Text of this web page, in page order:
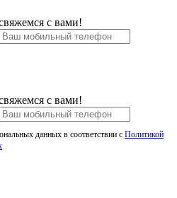
с вами!
с вами!
данных в соответствии с Политикой